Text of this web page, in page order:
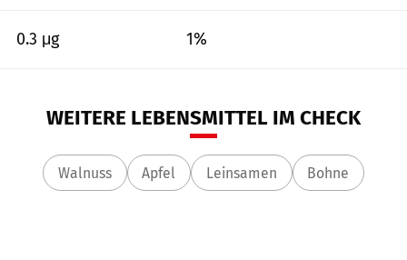
0.3 μg 1%
WEITERE LEBENSMITTEL IM CHECK
Walnuss Apfel Leinsamen Bohne